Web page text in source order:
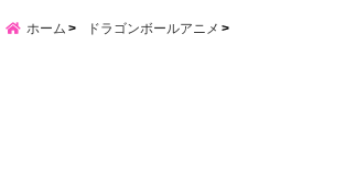
ホーム ドラゴンボールアニメ